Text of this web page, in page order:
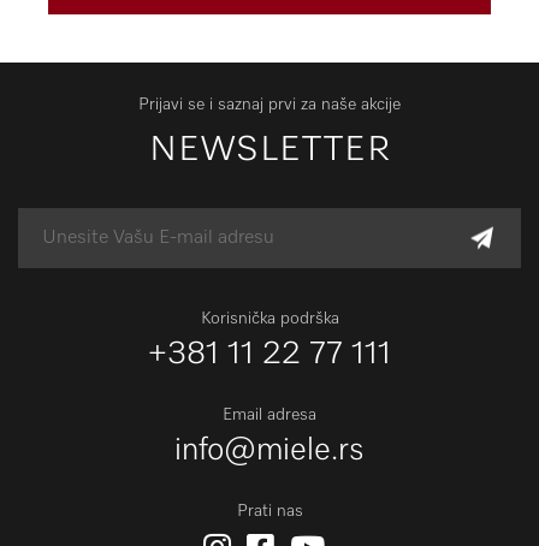
Prijavi se i saznaj prvi za naše akcije
NEWSLETTER
Korisnička podrška
+381 11 22 77 111
Email adresa
info@miele.rs
Prati nas